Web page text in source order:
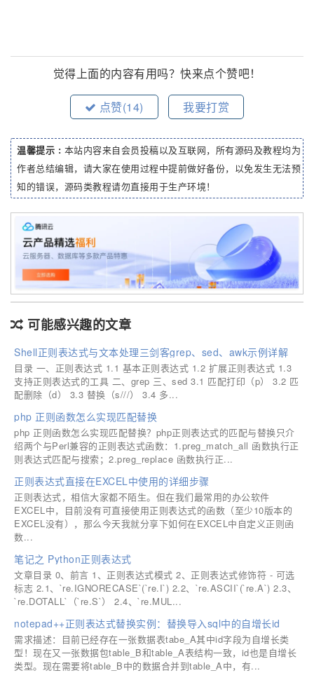
觉得上面的内容有用吗？快来点个赞吧！
点赞(14) 我要打赏
温馨提示 : 本站内容来自会员投稿以及互联网，所有源码及教程均为
作者总结编辑，请大家在使用过程中提前做好备份，以免发生无法预
知的错误，源码类教程请勿直接用于生产环境！
可能感兴趣的文章
Shell正则表达式与文本处理三剑客grep、sed、awk示例详解
目录 一、正则表达式 1.1 基本正则表达式 1.2 扩展正则表达式 1.3
支持正则表达式的工具 二、grep 三、sed 3.1 匹配打印（p） 3.2 匹
配删除（d） 3.3 替换（s///） 3.4 多...
php 正则函数怎么实现匹配替换
php 正则函数怎么实现匹配替换？php正则表达式的匹配与替换只介
绍两个与Perl兼容的正则表达式函数：1.preg_match_all 函数执行正
则表达式匹配与搜索；2.preg_replace 函数执行正...
正则表达式直接在EXCEL中使用的详细步骤
正则表达式，相信大家都不陌生。但在我们最常用的办公软件
EXCEL中，目前没有可直接使用正则表达式的函数（至少10版本的
EXCEL没有），那么今天我就分享下如何在EXCEL中自定义正则函
数...
笔记之 Python正则表达式
文章目录 0、前言 1、正则表达式模式 2、正则表达式修饰符 - 可选
标志 2.1、`re.IGNORECASE`(`re.I`) 2.2、`re.ASCII`(`re.A`) 2.3、
`re.DOTALL`（`re.S`） 2.4、`re.MUL...
notepad++正则表达式替换实例：替换导入sql中的自增长id
需求描述：目前已经存在一张数据表tabe_A其中id字段为自增长类
型！现在又一张数据包table_B和table_A表结构一致，id也是自增长
类型。现在需要将table_B中的数据合并到table_A中，有...